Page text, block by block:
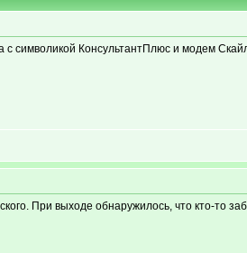
символикой КонсультантПлюс и модем
При выходе обнаружилось, что кто-то